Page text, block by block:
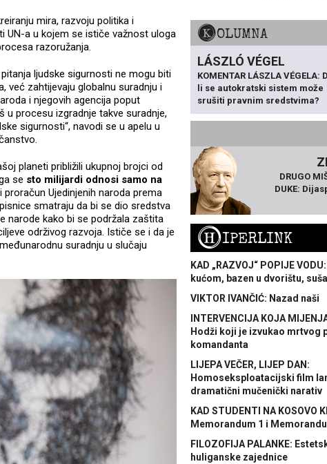
mira, razvoju politika i
UN-a u kojem se ističe važnost uloga
razoružanja.
ljudske sigurnosti ne mogu biti
već zahtijevaju globalnu suradnju i
i njegovih agencija poput
u procesu izgradnje takve suradnje,
sigurnosti“, navodi se u apelu u
planeti približili ukupnoj brojci od
se sto milijardi odnosi samo na
Ujedinjenih naroda prema
smatraju da bi se dio sredstva
narode kako bi se podržala zaštita
održivog razvoja. Ističe se i da je
suradnju u slučaju
KOLUMNA
LÁSZLÓ VÉGEL
KOMENTAR LÁSZLA VÉGELA:
li se autokratski sistem može
srušiti pravnim sredstvima?
DRUGO
DUKE:
HIPERLINK
KAD „RAZVOJ“ POPIJE
kućom, bazen u dvorištu,
VIKTOR IVANČIĆ: Nazad naši
INTERVENCIJA KOJA
Hodži koji je izvukao mrtvog
komandanta
LIJEPA VEČER, LIJEP DAN:
Homoseksploatacijski film
dramatični mučenički narativ
KAD STUDENTI NA KOSOVO
Memorandum 1 i
FILOZOFIJA PALANKE:
huliganske zajednice